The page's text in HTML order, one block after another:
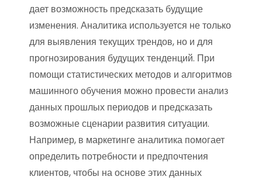
дает возможность предсказать будущие
изменения. Аналитика используется не только
для выявления текущих трендов, но и для
прогнозирования будущих тенденций. При
помощи статистических методов и алгоритмов
машинного обучения можно провести анализ
данных прошлых периодов и предсказать
возможные сценарии развития ситуации.
Например, в маркетинге аналитика помогает
определить потребности и предпочтения
клиентов, чтобы на основе этих данных